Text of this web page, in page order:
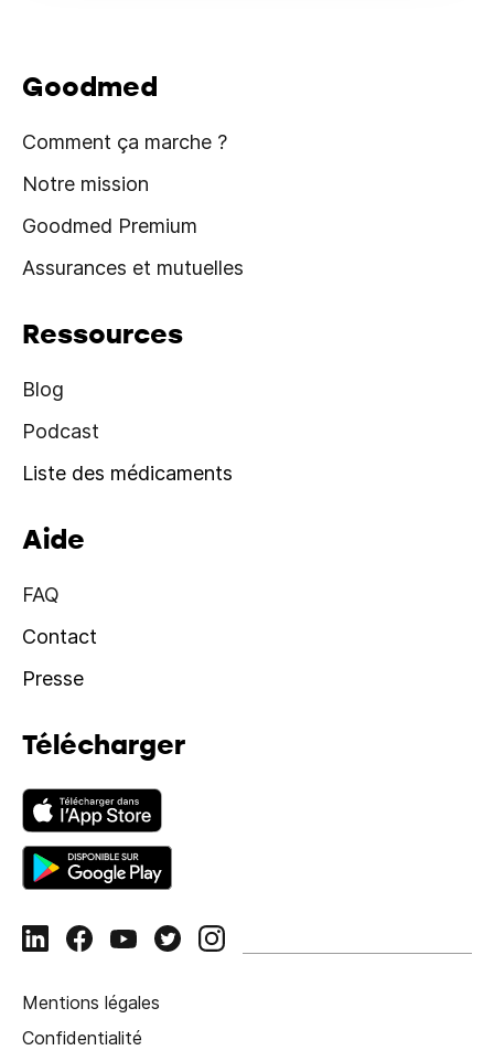
Goodmed
Comment ça marche ?
Notre mission
Goodmed Premium
Assurances et mutuelles
Ressources
Blog
Podcast
Liste des médicaments
Aide
FAQ
Contact
Presse
Télécharger
Mentions légales
Confidentialité